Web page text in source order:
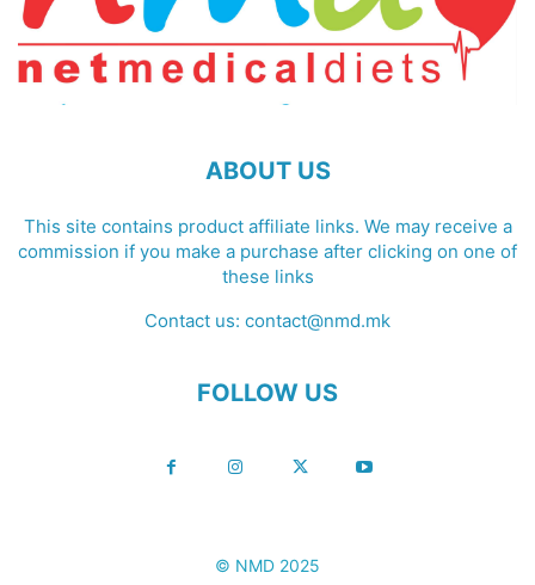
ABOUT US
This site contains product affiliate links. We may receive a
commission if you make a purchase after clicking on one of
these links
Contact us: contact@nmd.mk
FOLLOW US
© NMD 2025